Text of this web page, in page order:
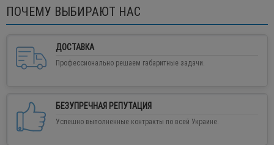
ПОЧЕМУ ВЫБИРАЮТ НАС
ДОСТАВКА
Профессионально решаем габаритные задачи.
БЕЗУПРЕЧНАЯ РЕПУТАЦИЯ
Успешно выполненные контракты по всей Украине.